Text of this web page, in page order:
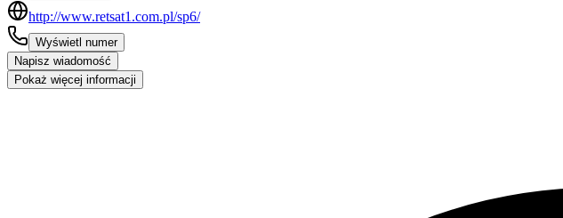
http://www.retsat1.com.pl/sp6/
Wyświetl numer
Napisz wiadomość
Pokaż więcej informacji